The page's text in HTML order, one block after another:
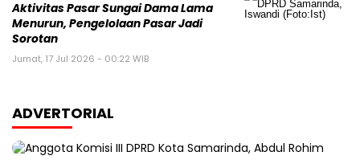
Aktivitas Pasar Sungai Dama Lama
Menurun, Pengelolaan Pasar Jadi
Sorotan
Jumat, 17 Jul 2026 - 00:22 WIB
ADVERTORIAL